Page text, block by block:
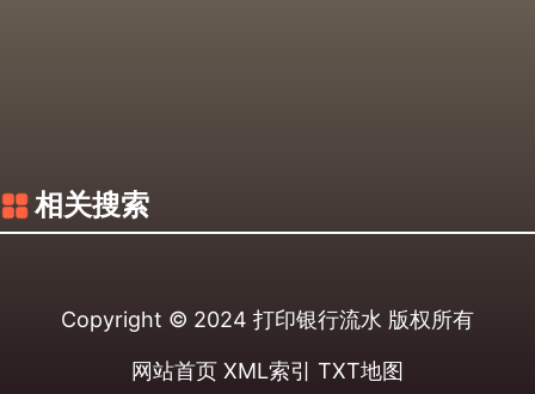
相关搜索
Copyright © 2024 打印银行流水 版权所有
网站首页 XML索引 TXT地图